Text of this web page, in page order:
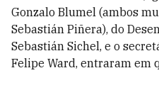
Gonzalo Blumel (ambos
Sebastián Piñera), do
Sebastián Sichel, e o
Felipe Ward, entraram em